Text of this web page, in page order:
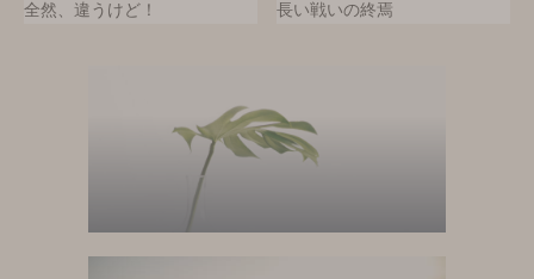
全然、違うけど！ 長い戦いの終焉